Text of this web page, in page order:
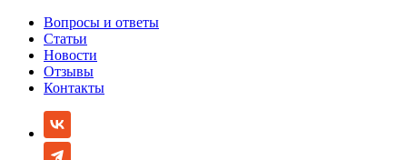
Вопросы и ответы
Статьи
Новости
Отзывы
Контакты